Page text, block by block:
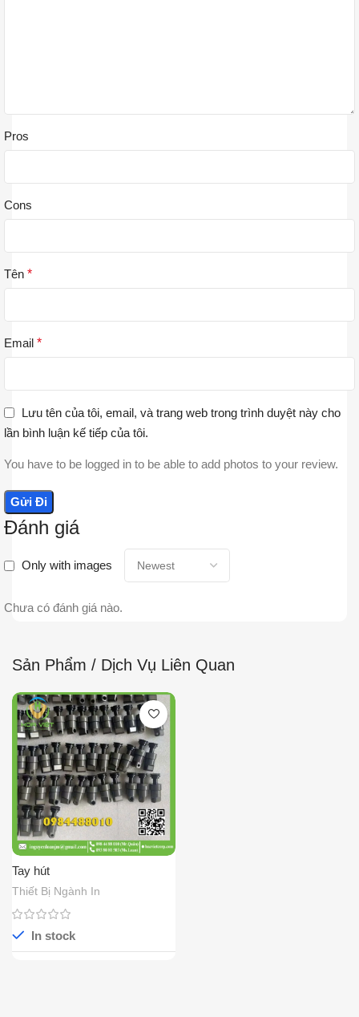
Đánh giá
Only with images
Chưa có đánh giá nào.
Pros
Cons
Tên *
Email *
Lưu tên của tôi, email, và trang web trong trình duyệt này cho
lần bình luận kế tiếp của tôi.
You have to be logged in to be able to add photos to your review.
Sản Phẩm / Dịch Vụ Liên Quan
Tay hút
Thiết Bị Ngành In
In stock